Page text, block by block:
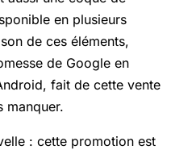
en plusieurs
de ces éléments,
de Google en
fait de cette vente
manquer.
: cette promotion est